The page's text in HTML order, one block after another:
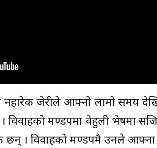
जेरीले आफ्नो लामो समय
विवाहको मण्डपमा वेहुली भेषमा
छन् । विवाहको मण्डपमै उनले आफ्ना